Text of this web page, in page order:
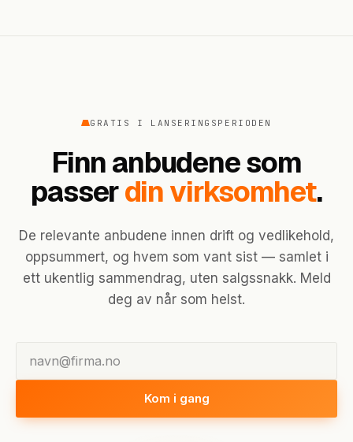
GRATIS I LANSERINGSPERIODEN
Finn anbudene som
passerdin virksomhet.
De relevante anbudene innen drift og vedlikehold,
oppsummert, og hvem som vant sist — samlet i
ett ukentlig sammendrag, uten salgssnakk. Meld
deg av når som helst.
Kom i gang